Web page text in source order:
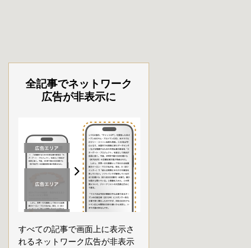
全記事でネットワーク
広告が非表示に
すべての記事で画面上に表示さ
れるネットワーク広告が非表示